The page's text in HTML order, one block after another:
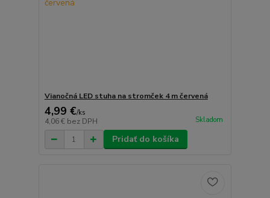
Vianočná LED stuha na stromček 4 m červená
4,99 €/ks
4,06 € bez DPH Skladom
Pridať do košíka